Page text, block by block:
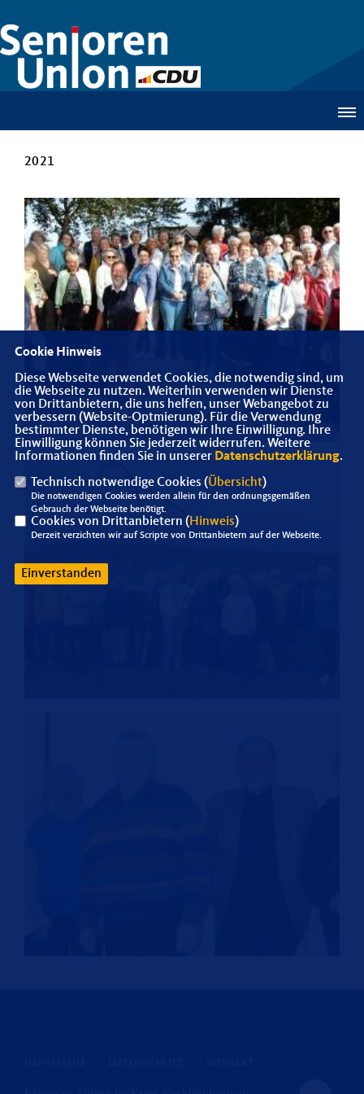
2021
Cookie Hinweis
Diese Webseite verwendet Cookies, die notwendig sind, um
die Webseite zu nutzen. Weiterhin verwenden wir Dienste
von Drittanbietern, die uns helfen, unser Webangebot zu
verbessern (Website-Optmierung). Für die Verwendung
bestimmter Dienste, benötigen wir Ihre Einwilligung. Ihre
Einwilligung können Sie jederzeit widerrufen. Weitere
Informationen finden Sie in unserer Datenschutzerklärung.
Technisch notwendige Cookies (Übersicht)
Die notwendigen Cookies werden allein für den ordnungsgemäßen
Gebrauch der Webseite benötigt.
Cookies von Drittanbietern ( Hinweis)
Derzeit verzichten wir auf Scripte von Drittanbietern auf der Webseite.
Einverstanden